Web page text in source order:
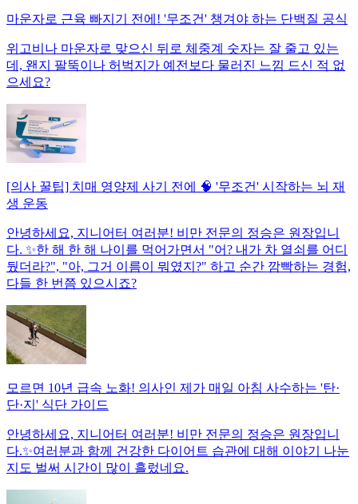
마운자로 근육 빠지기 전에! '무조건' 챙겨야 하는 단백질 공식
위고비나 마운자로 맞으신 뒤로 체중계 숫자는 잘 줄고 있는
데, 왠지 팔뚝이나 허벅지가 예전보다 물러진 느낌 드신 적 없
으세요?
[의사 꿀팁] 치매 영양제 사기 전에 🧠 '무조건' 시작하는 뇌 재
생 운동
안녕하세요, 지니어터 여러분! 비만 전문의 정승은 원장입니
다. ✨한 해 한 해 나이를 먹어가면서 "어? 내가 차 열쇠를 어디
뒀더라?", "아, 그거 이름이 뭐였지?" 하고 순간 깜빡하는 경험,
다들 한 번쯤 있으시죠?
모르면 10년 급속 노화! 의사인 제가 매일 아침 사수하는 '탄·
단·지' 식단 가이드
안녕하세요, 지니어터 여러분! 비만 전문의 정승은 원장입니
다.✨여러분과 함께 건강한 다이어트 습관에 대해 이야기 나눈
지도 벌써 시간이 많이 흘렀네요.